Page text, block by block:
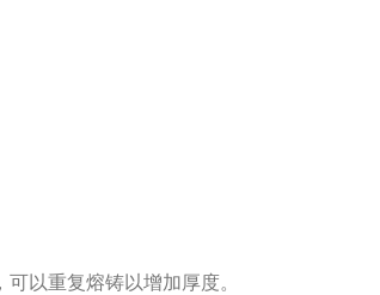
以重复熔铸以增加厚度。